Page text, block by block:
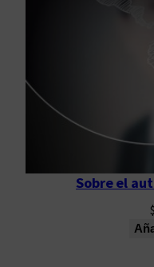
Sobre el
$